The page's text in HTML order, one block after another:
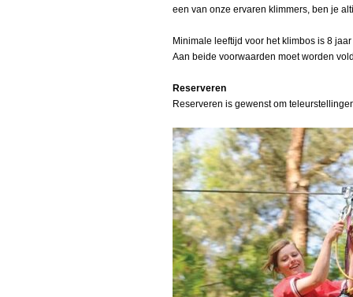
een van onze ervaren klimmers, ben je
Minimale leeftijd voor het klimbos is 8
Aan beide voorwaarden moet worden
Reserveren
Reserveren is gewenst om